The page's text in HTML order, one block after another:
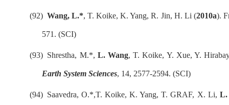
(92) Wang, L.*, T. Koike, K. Yang, R. Jin, H. Li (2010a).
571. (SCI)
(93) Shrestha, M.*, L. Wang, T. Koike, Y. Xue, Y.
Earth System Sciences, 14, 2577-2594. (SCI)
(94) Saavedra, O.*,T. Koike, K. Yang, T. GRAF, X. Li, L.